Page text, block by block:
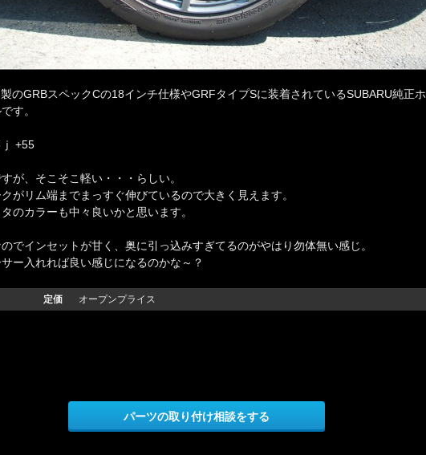
のGRBスペックCの18インチ仕様やGRFタイプSに装着されているSUBARU純正ホ
す。
+55
が、そこそこ軽い・・・らしい。
がリム端までまっすぐ伸びているので大きく見えます。
のカラーも中々良いかと思います。
でインセットが甘く、奥に引っ込みすぎてるのがやはり勿体無い感じ。
サー入れれば良い感じになるのかな～？
定価 オープンプライス
パーツの取り付け相談をする